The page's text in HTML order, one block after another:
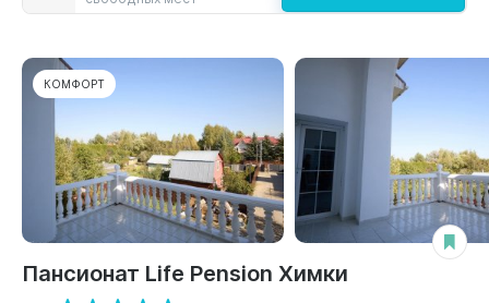
КОМФОРТ
Пансионат Life Pension Химки